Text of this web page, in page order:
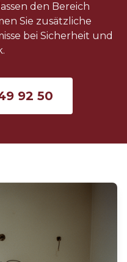
den Bereich
Sie zusätzliche
bei Sicherheit und
92 50